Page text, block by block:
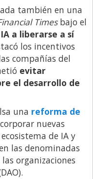
también en una
Timesbajo el
a liberarse a sí
los incentivos
compañías del
evitar
el desarrollo de
una reforma de
nuevas
de IA y
las denominadas
organizaciones